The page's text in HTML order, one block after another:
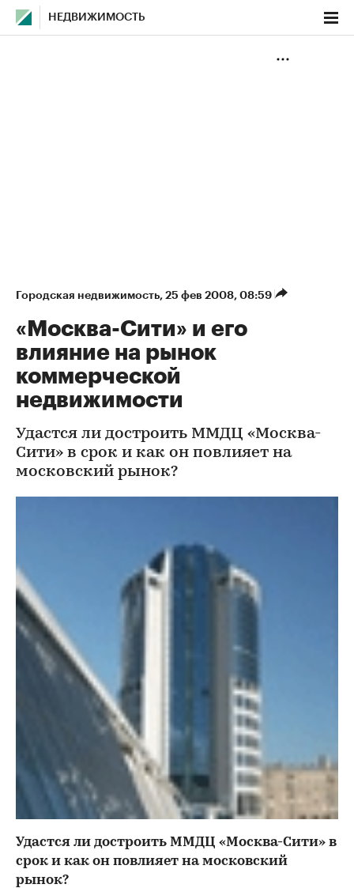
НЕДВИЖИМОСТЬ
Городская недвижимость⁠, 25 фев 2008, 08:59
«Москва-Сити» и его
влияние на рынок
коммерческой
недвижимости
Удастся ли достроить ММДЦ «Москва-
Сити» в срок и как он повлияет на
московский рынок?
Удастся ли достроить ММДЦ «Москва-Сити» в
срок и как он повлияет на московский
рынок?